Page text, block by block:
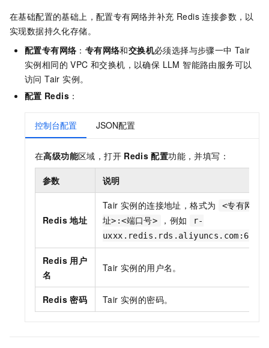
在基础配置的基础上，配置专有网络并补充 Redis 连接参数，以
实现数据持久化存储。
配置专有网络 ： 专有网络和交换机必须选择与步骤一中 Tair
实例相同的 VPC 和交换机，以确保 LLM 智能路由服务可以
访问 Tair 实例。
配置 Redis ：
控制台配置 JSON配置
在高级功能区域，打开 Redis 配置功能，并填写：
参数 说明
Redis 地址
Tair 实例的连接地址，格式为
<专有网络
址>:<端口号>
，例如
r-
uxxx.redis.rds.aliyuncs.com:6379
Redis 用户
名
Tair 实例的用户名。
Redis 密码 Tair 实例的密码。